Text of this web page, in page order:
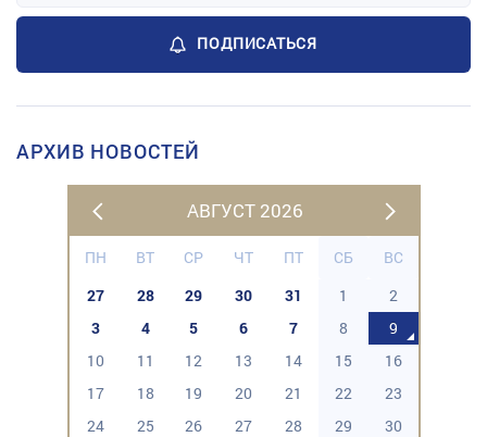
ПОДПИСАТЬСЯ
АРХИВ НОВОСТЕЙ
АВГУСТ 2026
ПН ВТ СР ЧТ ПТ СБ
ВС
27
28 29 30 31 1
2
3
4 5 6 7 8
9
10
11 12 13 14 15
16
17
18 19 20 21 22
23
24
25 26 27 28 29
30